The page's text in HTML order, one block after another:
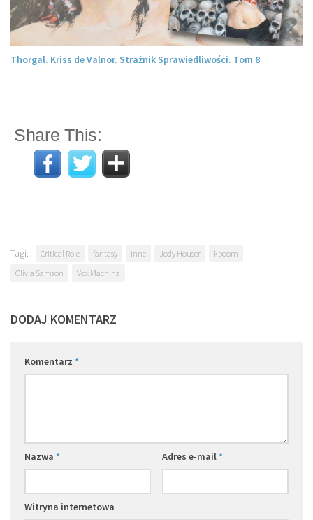
Thorgal. Kriss de Valnor. Strażnik Sprawiedliwości. Tom 8
Share This:
Tagi: Critical Role fantasy Inne Jody Houser
kboom
Olivia Samson
Vox Machina
DODAJ KOMENTARZ
Komentarz *
Nazwa * Adres e-mail*
Witryna internetowa